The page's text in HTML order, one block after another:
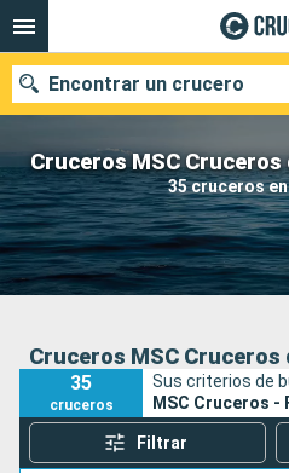
Cruceros MSC
35 cruceros
Encontrar un crucero
Nuestros destinos
Fecha de salida
Cruceros MSC
35
cruceros
Sus criterios de
MSC Cruceros
Filtrar